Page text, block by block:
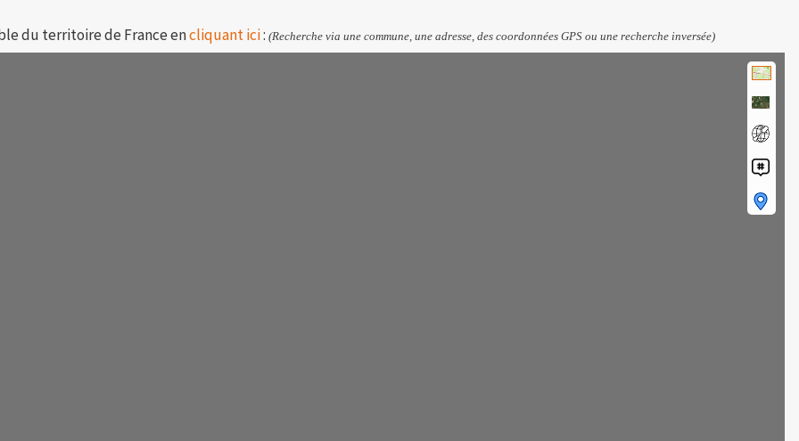
du territoire de France encliquant ici: (Recherche via une commune, une adresse, des coordonnées GPS ou une recherche inversée)